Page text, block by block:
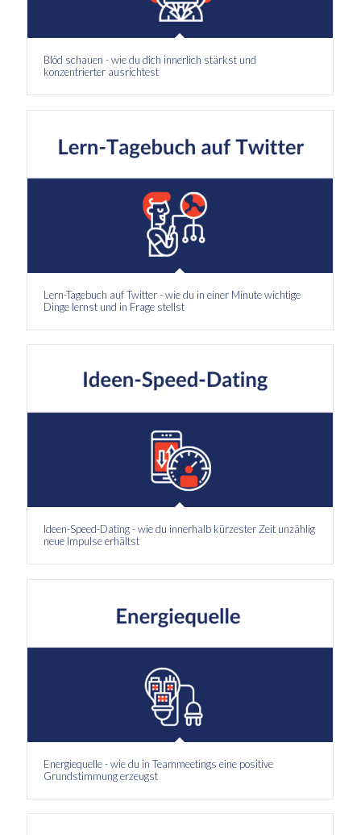
Blöd schauen - wie du dich innerlich stärkst und
konzentrierter ausrichtest
Lern-Tagebuch auf Twitter - wie du in einer Minute wichtige
Dinge lernst und in Frage stellst
Ideen-Speed-Dating - wie du innerhalb kürzester Zeit unzählig
neue Impulse erhältst
Energiequelle - wie du in Teammeetings eine positive
Grundstimmung erzeugst